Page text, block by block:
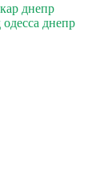
днепр
днепр